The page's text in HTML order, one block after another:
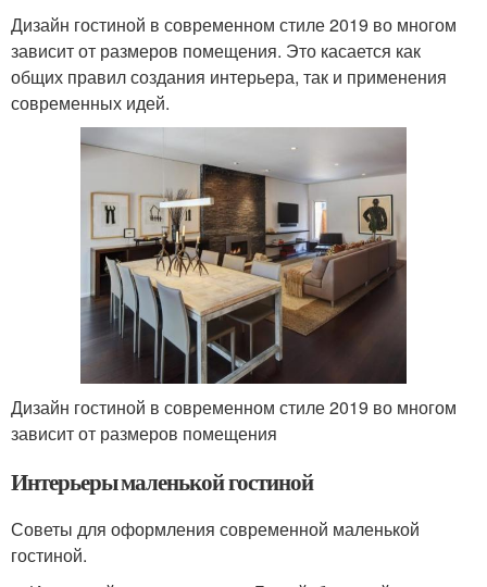
Дизайн гостиной в современном стиле 2019 во многом
зависит от размеров помещения. Это касается как
общих правил создания интерьера, так и применения
современных идей.
Дизайн гостиной в современном стиле 2019 во многом
зависит от размеров помещения
Интерьеры маленькой гостиной
Советы для оформления современной маленькой
гостиной.